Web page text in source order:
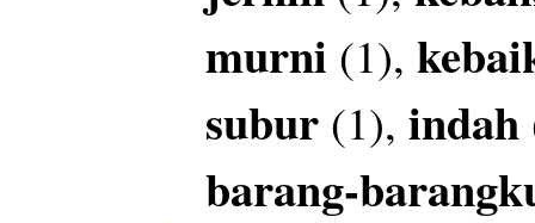
murni (1),
subur (1), indah
barang-